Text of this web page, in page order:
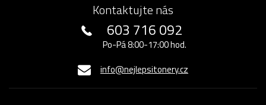
Kontaktujte nás
603 716 092
Po-Pá 8:00-17:00 hod.
info@nejlepsitonery.cz